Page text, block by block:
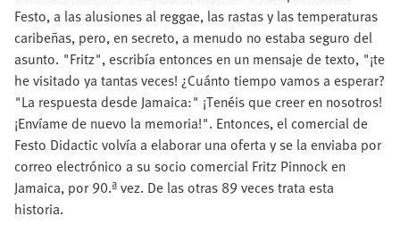
Festo, a las alusiones al reggae, las rastas y las temperaturas
caribeñas, pero, en secreto, a menudo no estaba seguro del
asunto. "Fritz", escribía entonces en un mensaje de texto, "¡te
he visitado ya tantas veces! ¿Cuánto tiempo vamos a esperar?
"La respuesta desde Jamaica:" ¡Tenéis que creer en nosotros!
¡Envíame de nuevo la memoria!". Entonces, el comercial de
Festo Didactic volvía a elaborar una oferta y se la enviaba por
correo electrónico a su socio comercial Fritz Pinnock en
Jamaica, por 90.ª vez. De las otras 89 veces trata esta
historia.